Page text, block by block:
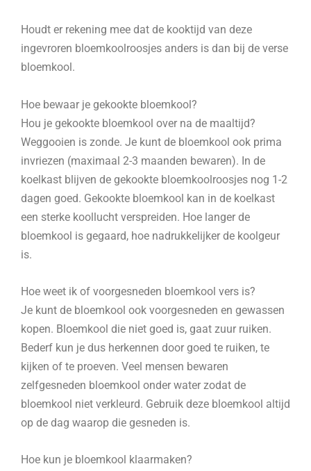
Houdt er rekening mee dat de kooktijd van deze
ingevroren bloemkoolroosjes anders is dan bij de verse
bloemkool.
Hoe bewaar je gekookte bloemkool?
Hou je gekookte bloemkool over na de maaltijd?
Weggooien is zonde. Je kunt de bloemkool ook prima
invriezen (maximaal 2-3 maanden bewaren). In de
koelkast blijven de gekookte bloemkoolroosjes nog 1-2
dagen goed. Gekookte bloemkool kan in de koelkast
een sterke koollucht verspreiden. Hoe langer de
bloemkool is gegaard, hoe nadrukkelijker de koolgeur
is.
Hoe weet ik of voorgesneden bloemkool vers is?
Je kunt de bloemkool ook voorgesneden en gewassen
kopen. Bloemkool die niet goed is, gaat zuur ruiken.
Bederf kun je dus herkennen door goed te ruiken, te
kijken of te proeven. Veel mensen bewaren
zelfgesneden bloemkool onder water zodat de
bloemkool niet verkleurd. Gebruik deze bloemkool altijd
op de dag waarop die gesneden is.
Hoe kun je bloemkool klaarmaken?